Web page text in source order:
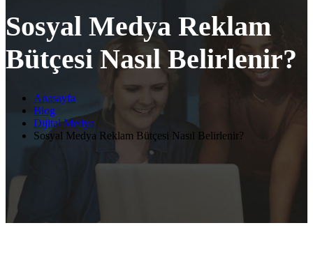
Sosyal Medya Reklam
Bütçesi Nasıl Belirlenir?
Anasayfa
Blog
Dijital Medya
Sosyal Medya Reklam Bütçesi Nasıl Belirlenir?